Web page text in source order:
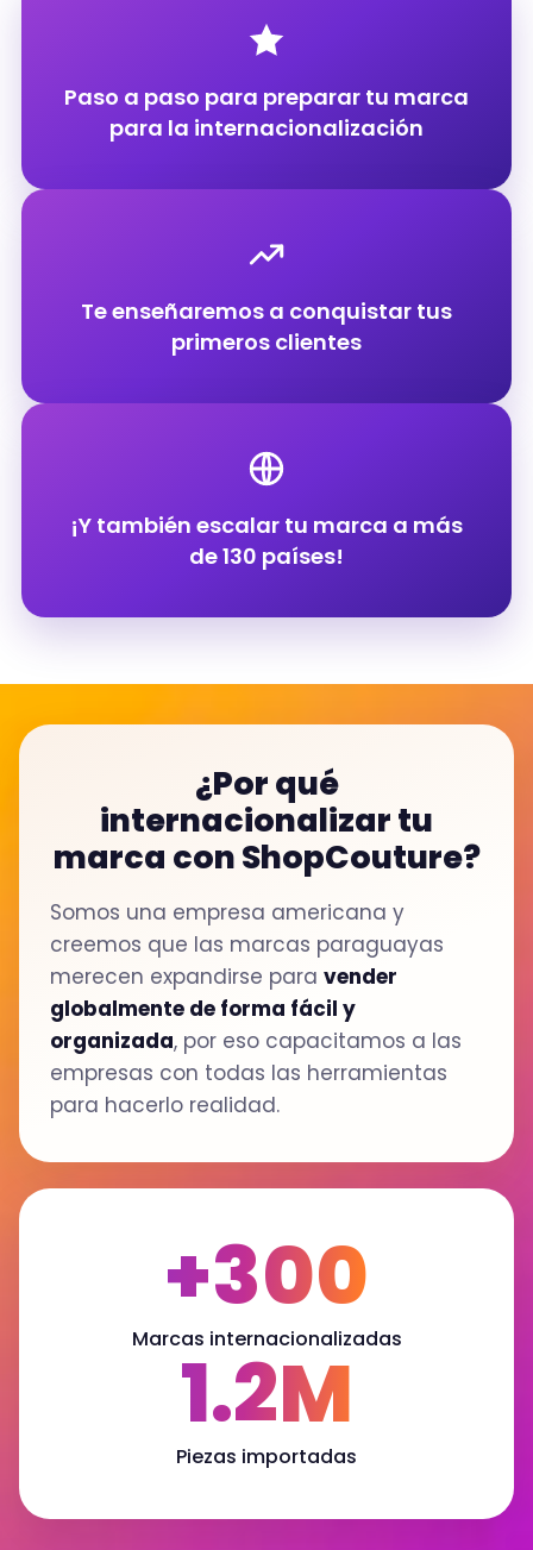
Paso a paso para preparar tu marca
para la internacionalización
Te enseñaremos a conquistar tus
primeros clientes
¡Y también escalar tu marca a más
de 130 países!
¿Por qué
internacionalizar tu
marca con ShopCouture?
Somos una empresa americana y
creemos que las marcas paraguayas
merecen expandirse para vender
globalmente de forma fácil y
organizada, por eso capacitamos a las
empresas con todas las herramientas
para hacerlo realidad.
+300
Marcas internacionalizadas
1.2M
Piezas importadas